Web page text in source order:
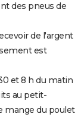
des pneus de
de l'argent
est
et 8 h du matin
au petit-
mange du poulet